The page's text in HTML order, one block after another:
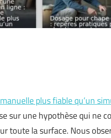
plus fiable qu’un
sur une hypothèse qui ne
toute la surface. Nous